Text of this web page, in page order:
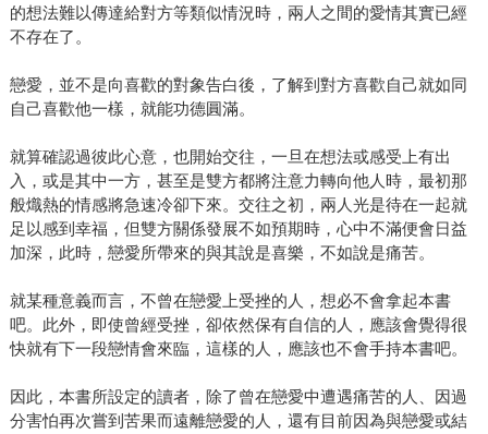
的想法難以傳達給對方等類似情況時，兩人之間的愛情其實已經
不存在了。
戀愛，並不是向喜歡的對象告白後，了解到對方喜歡自己就如同
自己喜歡他一樣，就能功德圓滿。
就算確認過彼此心意，也開始交往，一旦在想法或感受上有出
入，或是其中一方，甚至是雙方都將注意力轉向他人時，最初那
般熾熱的情感將急速冷卻下來。交往之初，兩人光是待在一起就
足以感到幸福，但雙方關係發展不如預期時，心中不滿便會日益
加深，此時，戀愛所帶來的與其說是喜樂，不如說是痛苦。
就某種意義而言，不曾在戀愛上受挫的人，想必不會拿起本書
吧。此外，即使曾經受挫，卻依然保有自信的人，應該會覺得很
快就有下一段戀情會來臨，這樣的人，應該也不會手持本書吧。
因此，本書所設定的讀者，除了曾在戀愛中遭遇痛苦的人、因過
分害怕再次嘗到苦果而遠離戀愛的人，還有目前因為與戀愛或結